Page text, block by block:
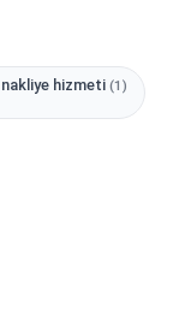
hizmeti (1)